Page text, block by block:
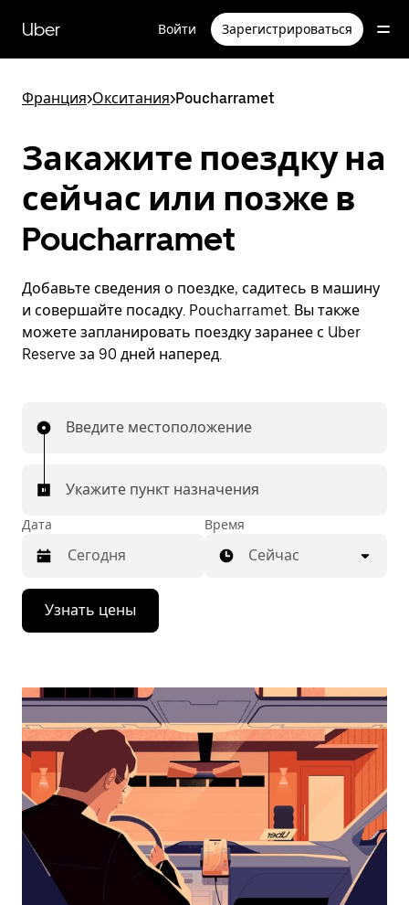
перейти
к
Uber Войти Зарегистрироваться
Франция>Окситания>Poucharramet
Закажите поездку на
сейчас или позже в
Poucharramet
Добавьте сведения о поездке, садитесь в машину
и совершайте посадку. Poucharramet. Вы также
можете запланировать поездку заранее с Uber
Reserve за 90 дней наперед.
Введите местоположение
Укажите пункт назначения
Дата
Нажмите
стрелку
вниз,
календарю
выбрать
дату.
Чтобы
закрыть
календарь,
нажмите
Esc.
Время
Сейчас
Узнать цены